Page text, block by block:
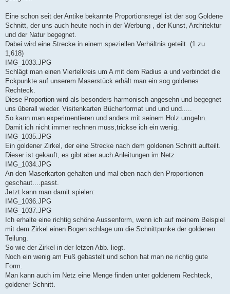
Eine schon seit der Antike bekannte Proportionsregel ist der sog Goldene
Schnitt, der uns auch heute noch in der Werbung , der Kunst, Architektur
und der Natur begegnet.
Dabei wird eine Strecke in einem speziellen Verhältnis geteilt. (1 zu
1,618)
IMG_1033.JPG
Schlägt man einen Viertelkreis um A mit dem Radius a und verbindet die
Eckpunkte auf unserem Maserstück erhält man ein sog goldenes
Rechteck.
Diese Proportion wird als besonders harmonisch angesehn und begegnet
uns überall wieder. Visitenkarten Bücherformat und und und.....
So kann man experimentieren und anders mit seinem Holz umgehn.
Damit ich nicht immer rechnen muss,trickse ich ein wenig.
IMG_1035.JPG
Ein goldener Zirkel, der eine Strecke nach dem goldenen Schnitt aufteilt.
Dieser ist gekauft, es gibt aber auch Anleitungen im Netz
IMG_1034.JPG
An den Maserkarton gehalten und mal eben nach den Proportionen
geschaut....passt.
Jetzt kann man damit spielen:
IMG_1036.JPG
IMG_1037.JPG
Ich erhalte eine richtig schöne Aussenform, wenn ich auf meinem Beispiel
mit dem Zirkel einen Bogen schlage um die Schnittpunke der goldenen
Teilung.
So wie der Zirkel in der letzen Abb. liegt.
Noch ein wenig am Fuß gebastelt und schon hat man ne richtig gute
Form.
Man kann auch im Netz eine Menge finden unter goldenem Rechteck,
goldener Schnitt.